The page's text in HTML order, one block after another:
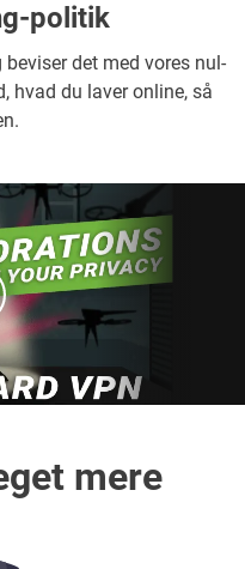
politik
det med vores nul-
hvad du laver online, så
mere